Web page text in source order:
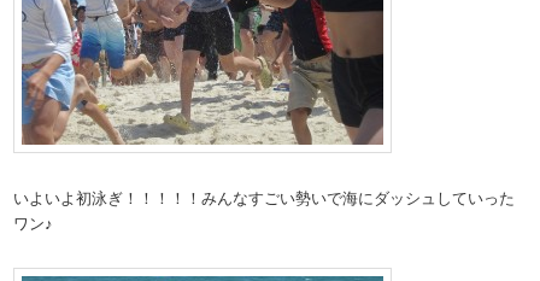
いよいよ初泳ぎ！！！！！みんなすごい勢いで海にダッシュしていった
ワン♪